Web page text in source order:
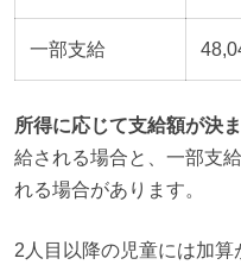
一部支給
所得に応じて支給額が決
給される場合と、一部支
れる場合があります。
2人目以降の児童には加算